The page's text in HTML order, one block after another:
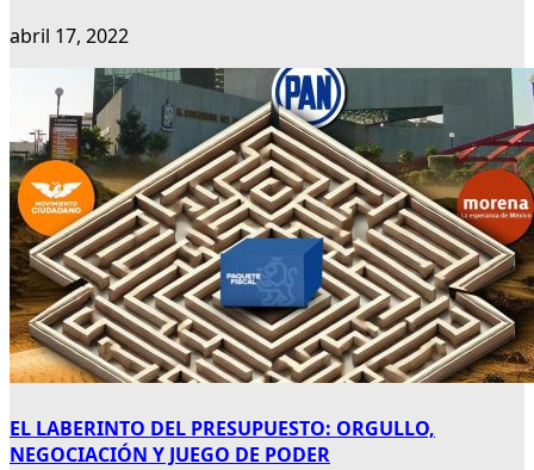
abril 17, 2022
EL LABERINTO DEL PRESUPUESTO: ORGULLO,
NEGOCIACIÓN Y JUEGO DE PODER